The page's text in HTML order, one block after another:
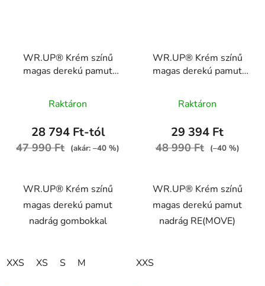
WR.UP® Krém színű
magas derekú pamut
WRUP1BHC001ORG,
Z109
Raktáron
28 794 Ft-tól
47 990 Ft (akár: –40 %)
WR.UP® Krém színű
magas derekú pamut
nadrág gombokkal
XXS XS S M
WR.UP® Krém színű
magas derekú pamut
WRUP1HC001ORG,
Z40termék
átlagos
értékelése
5,0
csillag.
Raktáron
29 394 Ft
48 990 Ft (–40 %)
WR.UP® Krém színű
magas derekú pamut
nadrág RE(MOVE)
XXS